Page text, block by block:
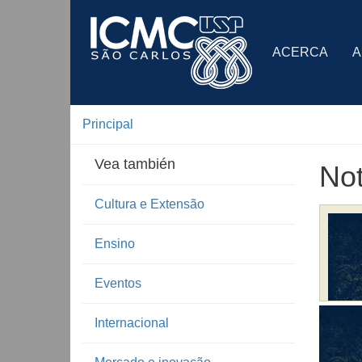
ACERCA
Principal
Vea también
Cultura e Extensão
Ensino
Eventos
Internacional